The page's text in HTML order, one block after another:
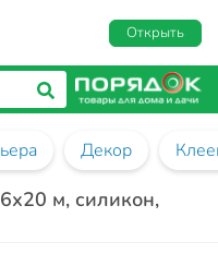
Открыть
Декор
м, силикон,